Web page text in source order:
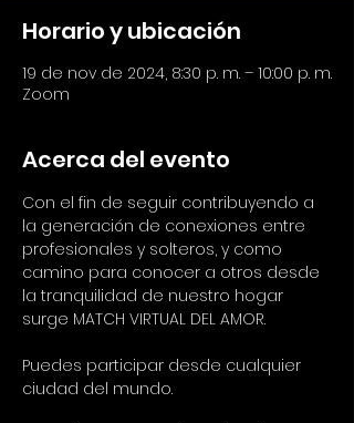
Horario y ubicación
19 de nov de 2024, 8:30 p. m. – 10:00 p. m.
Zoom
Acerca del evento
Con el fin de seguir contribuyendo a
la generación de conexiones entre
profesionales y solteros, y como
camino para conocer a otros desde
la tranquilidad de nuestro hogar
surge MATCH VIRTUAL DEL AMOR.
Puedes participar desde cualquier
ciudad del mundo.